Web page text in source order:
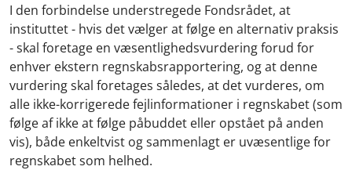
I den forbindelse understregede Fondsrådet, at
instituttet - hvis det vælger at følge en alternativ praksis
- skal foretage en væsentlighedsvurdering forud for
enhver ekstern regnskabsrapportering, og at denne
vurdering skal foretages således, at det vurderes, om
alle ikke-korrigerede fejlinformationer i regnskabet (som
følge af ikke at følge påbuddet eller opstået på anden
vis), både enkeltvist og sammenlagt er uvæsentlige for
regnskabet som helhed.